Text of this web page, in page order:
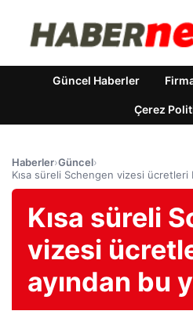
Güncel Haberler
Çerez
Haberler›Güncel›
Kısa süreli Schengen vizesi ücretleri
Kısa süreli
vizesi
ayından bu